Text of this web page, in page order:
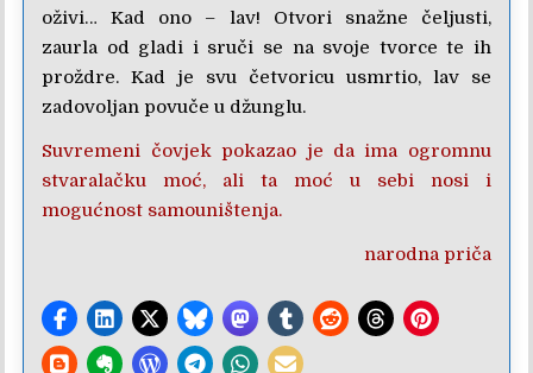
oživi… Kad ono – lav! Otvori snažne čeljusti,
zaurla od gladi i sruči se na svoje tvorce te ih
proždre. Kad je svu četvoricu usmrtio, lav se
zadovoljan povuče u džunglu.
Suvremeni čovjek pokazao je da ima ogromnu
stvaralačku moć, ali ta moć u sebi nosi i
mogućnost samouništenja.
narodna priča